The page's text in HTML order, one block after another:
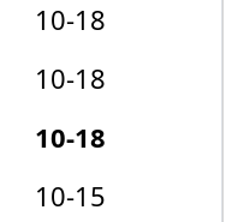
10-18
10-18
10-18
10-15